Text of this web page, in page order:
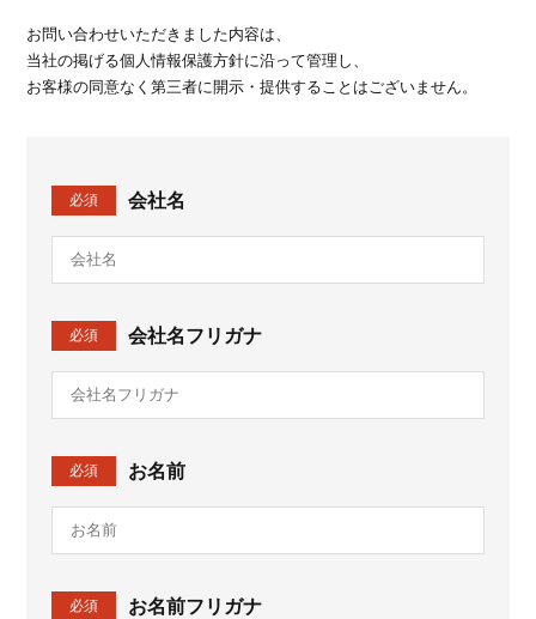
お問い合わせいただきました内容は、
当社の掲げる個人情報保護方針に沿って管理し、
お客様の同意なく第三者に開示・提供することはございません。
必須 会社名
必須 会社名フリガナ
必須 お名前
必須 お名前フリガナ